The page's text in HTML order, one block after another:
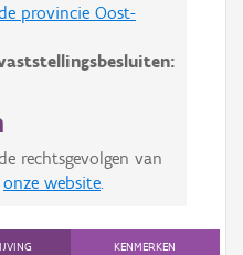
provincie Oost-
rechtsgevolgen van
onze website
KENMERKEN